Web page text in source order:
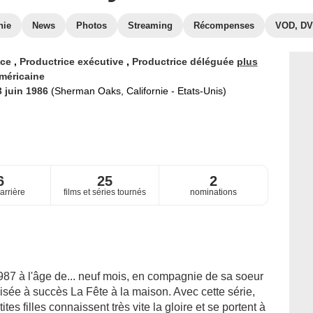
News Photos Streaming Récompenses VOD,
, Productrice exécutive , Productrice déléguée plus
juin 1986 (Sherman Oaks, Californie - Etats-Unis)
25
films et séries tournés
2
nominations
à l'âge de... neuf mois, en compagnie de sa soeur
à succès La Fête à la maison. Avec cette série,
filles connaissent très vite la gloire et se portent à